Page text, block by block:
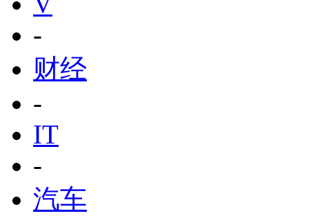
-
财经
-
IT
-
汽车